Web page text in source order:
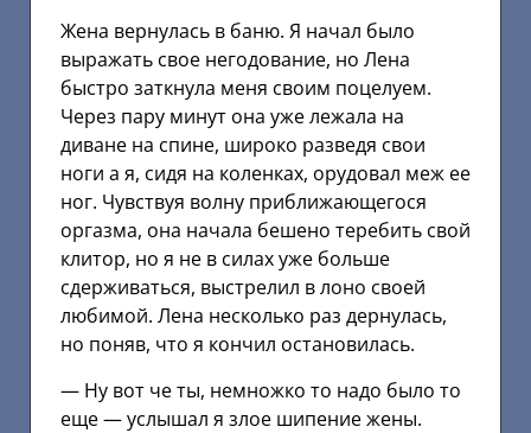
Жена вернулась в баню. Я начал было
выражать свое негодование, но Лена
быстро заткнула меня своим поцелуем.
Через пару минут она уже лежала на
диване на спине, широко разведя свои
ноги а я, сидя на коленках, орудовал меж ее
ног. Чувствуя волну приближающегося
оргазма, она начала бешено теребить свой
клитор, но я не в силах уже больше
сдерживаться, выстрелил в лоно своей
любимой. Лена несколько раз дернулась,
но поняв, что я кончил остановилась.
— Ну вот че ты, немножко то надо было то
еще — услышал я злое шипение жены.